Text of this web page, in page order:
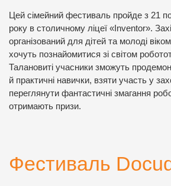
Цей сімейний фестиваль пройде з 21
року в столичному ліцеї «Inventor».
організований для дітей та молоді
хочуть познайомитися зі світом
Талановиті учасники зможуть
й практичні навички, взяти участь у
переглянути фантастичні змагання
отримають призи.
Фестиваль